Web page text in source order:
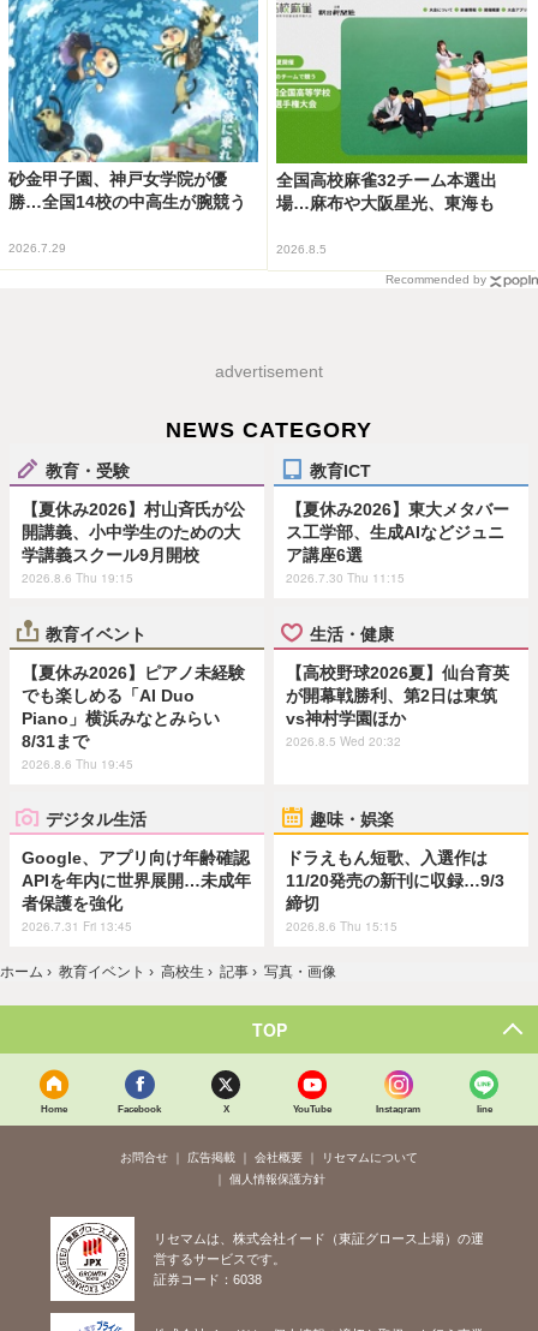
砂金甲子園、神戸女学院が優
勝…全国14校の中高生が腕競う
2026.7.29
全国高校麻雀32チーム本選出
場…麻布や大阪星光、東海も
2026.8.5
Recommended by
advertisement
NEWS CATEGORY
教育・受験
【夏休み2026】村山斉氏が公
開講義、小中学生のための大
学講義スクール9月開校
2026.8.6 Thu 19:15
教育ICT
【夏休み2026】東大メタバー
ス工学部、生成AIなどジュニ
ア講座6選
2026.7.30 Thu 11:15
教育イベント
【夏休み2026】ピアノ未経験
でも楽しめる「AI Duo
Piano」横浜みなとみらい
8/31まで
2026.8.6 Thu 19:45
生活・健康
【高校野球2026夏】仙台育英
が開幕戦勝利、第2日は東筑
vs神村学園ほか
2026.8.5 Wed 20:32
デジタル生活
Google、アプリ向け年齢確認
APIを年内に世界展開…未成年
者保護を強化
2026.7.31 Fri 13:45
趣味・娯楽
ドラえもん短歌、入選作は
11/20発売の新刊に収録…9/3
締切
2026.8.6 Thu 15:15
ホーム › 教育イベント › 高校生 › 記事 › 写真・画像
TOP
Home Facebook X YouTube Instagram line
お問合せ 広告掲載 会社概要
リセマムについて
個人情報保護方針
リセマムは、株式会社イード（東証グロース上場）の運
営するサービスです。
証券コード：6038